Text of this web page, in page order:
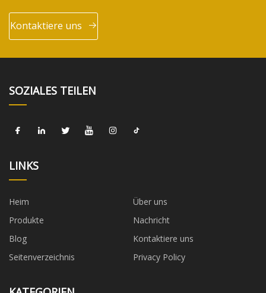
Kontaktiere uns
SOZIALES TEILEN
LINKS
Heim
Über uns
Produkte
Nachricht
Blog
Kontaktiere uns
Seitenverzeichnis
Privacy Policy